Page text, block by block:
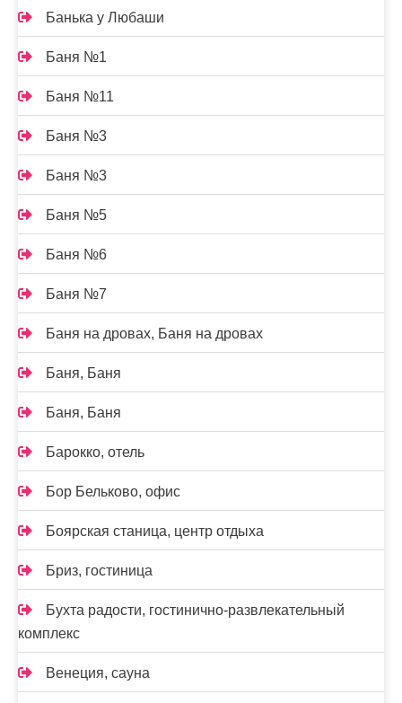
Банька у Любаши
Баня №1
Баня №11
Баня №3
Баня №3
Баня №5
Баня №6
Баня №7
Баня на дровах, Баня на дровах
Баня, Баня
Баня, Баня
Барокко, отель
Бор Бельково, офис
Боярская станица, центр отдыха
Бриз, гостиница
Бухта радости, гостинично-развлекательный
комплекс
Венеция, сауна